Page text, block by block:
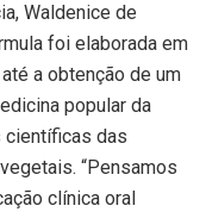
Waldenice de
foi elaborada em
a obtenção de um
popular da
científicas das
“Pensamos
clínica oral